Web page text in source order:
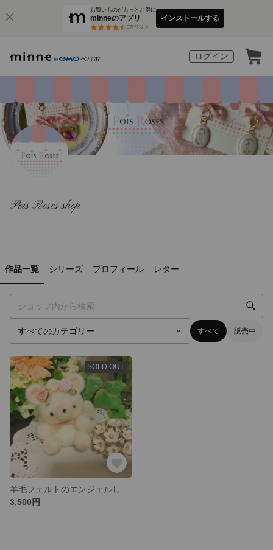
お買いものがもっとお得に
minneのアプリ
3万件以上
インストールする
ログイン
Pois Roses shop
作品一覧 シリーズ プロフィール レター
すべて 販売中
SOLD OUT
3,500円